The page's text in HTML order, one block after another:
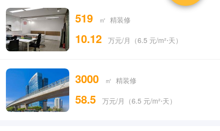
519 ㎡ 精装修
10.12 万元/月（6.5 元/m²⋅天）
3000 ㎡ 精装修
58.5 万元/月（6.5 元/m²⋅天）